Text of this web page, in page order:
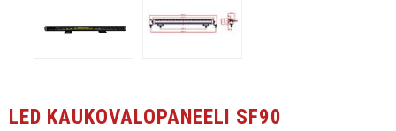
LED KAUKOVALOPANEELI SF90